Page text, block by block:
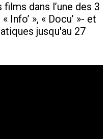
films dans l’une des 3
Info’ », « Docu’ »- et
jusqu'au 27